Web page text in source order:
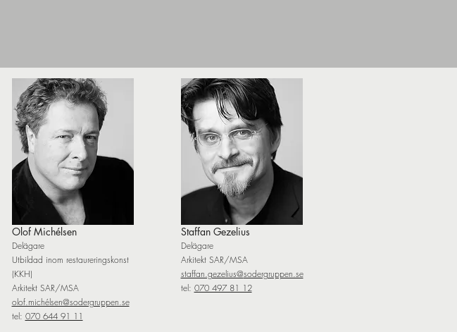
Olof Michélsen
Delägare
Utbildad inom restaureringskonst
(KKH)
Arkitekt SAR/MSA
olof.michélsen@sodergruppen.se
tel: 070 644 91 11
Staffan Gezelius
Delägare
Arkitekt SAR/MSA
staffan.gezelius@sodergruppen.se
tel: 070 497 81 12